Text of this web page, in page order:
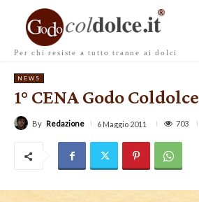
Per chi resiste a tutto tranne ai dolci
NEWS
1° CENA Godo Coldolce
By Redazione 6 Maggio 2011 703